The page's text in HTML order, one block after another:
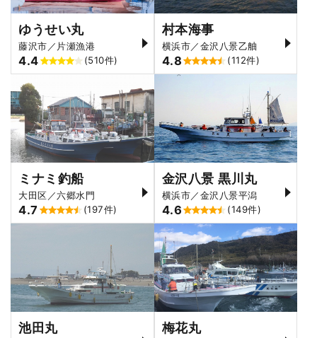
ゆうせい丸
藤沢市／片瀬漁港
4.4 (510件)
村本海事
横浜市／金沢八景乙舳
4.8 (112件)
ミナミ釣船
大田区／六郷水門
4.7 (197件)
金沢八景 黒川丸
横浜市／金沢八景平潟
4.6 (149件)
池田丸 梅花丸